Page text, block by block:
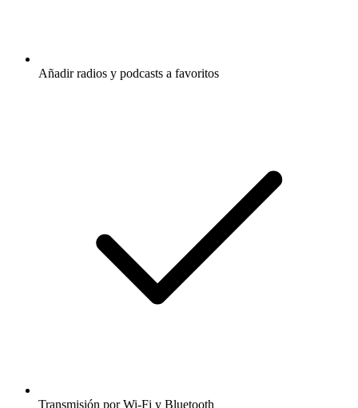
Añadir radios y podcasts a favoritos
Transmisión por Wi-Fi y Bluetooth